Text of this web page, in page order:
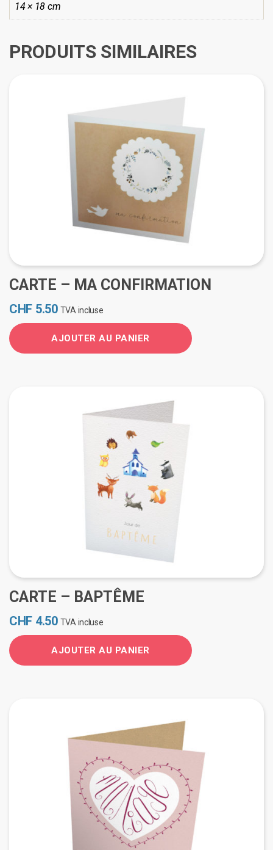
14 × 18 cm
PRODUITS SIMILAIRES
CARTE – MA CONFIRMATION
CHF 5.50 TVA incluse
AJOUTER AU PANIER
CARTE – BAPTÊME
CHF 4.50 TVA incluse
AJOUTER AU PANIER